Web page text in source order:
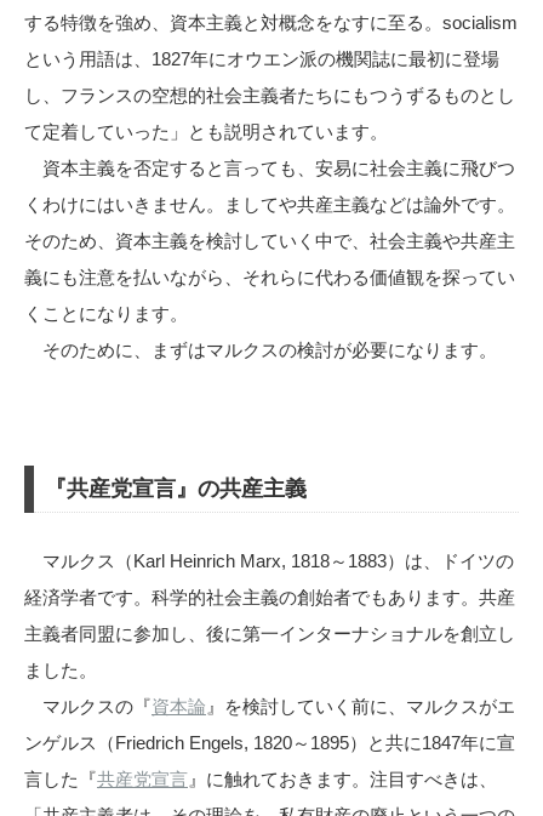
する特徴を強め、資本主義と対概念をなすに至る。socialism
という用語は、1827年にオウエン派の機関誌に最初に登場
し、フランスの空想的社会主義者たちにもつうずるものとし
て定着していった」とも説明されています。
資本主義を否定すると言っても、安易に社会主義に飛びつ
くわけにはいきません。ましてや共産主義などは論外です。
そのため、資本主義を検討していく中で、社会主義や共産主
義にも注意を払いながら、それらに代わる価値観を探ってい
くことになります。
そのために、まずはマルクスの検討が必要になります。
『共産党宣言』の共産主義
マルクス（Karl Heinrich Marx, 1818～1883）は、ドイツの
経済学者です。科学的社会主義の創始者でもあります。共産
主義者同盟に参加し、後に第一インターナショナルを創立し
ました。
マルクスの『資本論 』を検討していく前に、マルクスがエ
ンゲルス（Friedrich Engels, 1820～1895）と共に1847年に宣
言した『共産党宣言 』に触れておきます。注目すべきは、